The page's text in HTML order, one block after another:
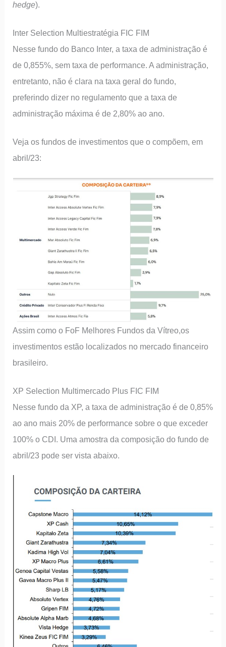
hedge).
Inter Selection Multiestratégia FIC FIM
Nesse fundo do Banco Inter, a taxa de administração é
de 0,855%, sem taxa de performance. A administração,
entretanto, não é clara na taxa geral do fundo,
preferindo dizer no regulamento que a taxa de
administração máxima é de 2,80% ao ano.
Veja os fundos de investimentos que o compõem, em
abril/23:
Assim como o FoF Melhores Fundos da Vítreo,os
investimentos estão localizados no mercado financeiro
brasileiro.
XP Selection Multimercado Plus FIC FIM
Nesse fundo da XP, a taxa de administração é de 0,85%
ao ano mais 20% de performance sobre o que exceder
100% o CDI. Uma amostra da composição do fundo de
abril/23 pode ser vista abaixo.